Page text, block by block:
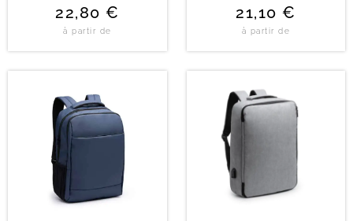
22,80 €
à partir de
21,10 €
à partir de